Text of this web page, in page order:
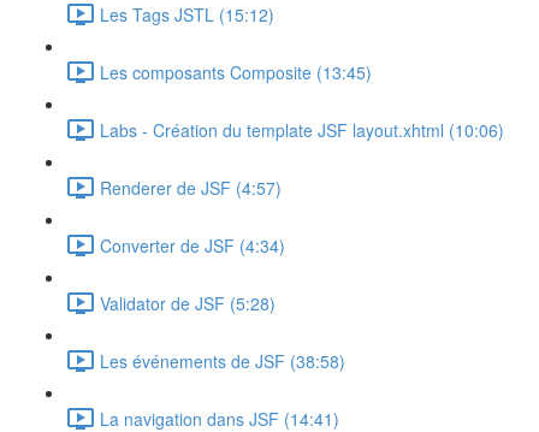
Les Tags JSTL (15:12)
Les composants Composite (13:45)
Labs - Création du template JSF layout.xhtml (10:06)
Renderer de JSF (4:57)
Converter de JSF (4:34)
Validator de JSF (5:28)
Les événements de JSF (38:58)
La navigation dans JSF (14:41)